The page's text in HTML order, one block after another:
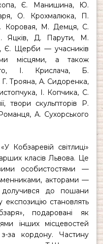
Є. Манишина, Ю.
О. Крохмалюка, П.
Коровая, М. Демця, С.
Яцків, Д. Парути, М.
Є. Щерби — учасників
місцями, а також
І. Крислача, Б.
Г. Трояна, А. Сидоренка,
І. Копчика, С.
твори скульпторів Р.
А. Сухорського
Кобзаревій світлиці»
класів Львова. Це
особистостями —
акторами —
долучився до пошани
становлять
подаровані як
інших місцевостей
за кордону. Частину